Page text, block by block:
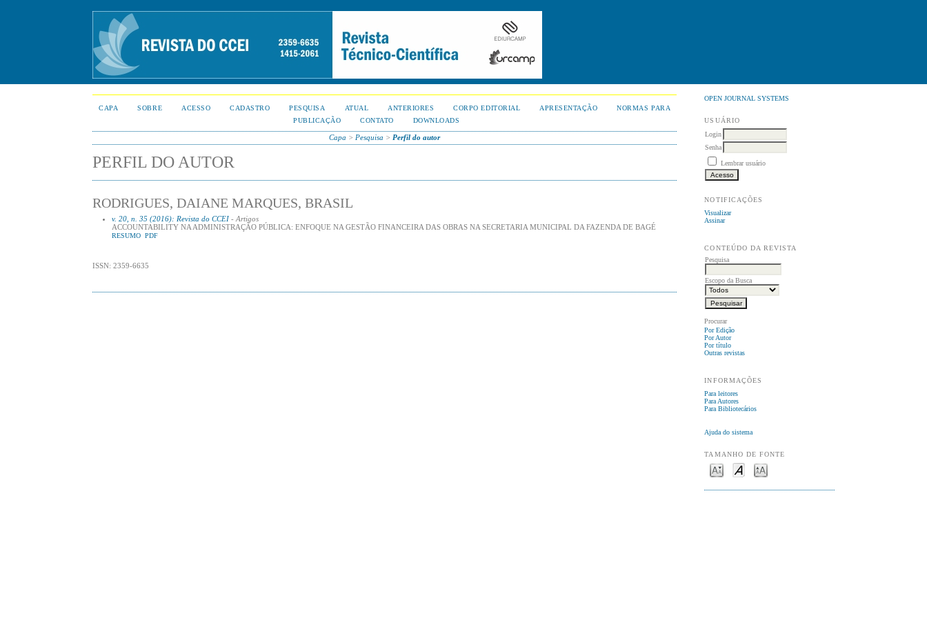
OPEN JOURNAL SYSTEMS
USUÁRIO
Login
Senha
Lembrar usuário
NOTIFICAÇÕES
Visualizar
Assinar
CONTEÚDO DA REVISTA
Pesquisa
Escopo da Busca
Procurar
Por Edição
Por Autor
Por título
Outras revistas
INFORMAÇÕES
Para leitores
Para Autores
Para Bibliotecários
Ajuda do sistema
TAMANHO DE FONTE
CAPA SOBRE ACESSO CADASTRO PESQUISA ATUAL ANTERIORES CORPO EDITORIAL APRESENTAÇÃO
NORMAS PARA
PUBLICAÇÃO
CONTATO DOWNLOADS
Capa > Pesquisa > Perfil do autor
PERFIL DO AUTOR
RODRIGUES, DAIANE MARQUES, BRASIL
v. 20, n. 35 (2016): Revista do CCEI - Artigos
ACCOUNTABILITY NA ADMINISTRAÇÃO PÚBLICA: ENFOQUE NA GESTÃO FINANCEIRA DAS OBRAS NA SECRETARIA MUNICIPAL DA FAZENDA DE BAGÉ
RESUMO PDF
ISSN: 2359-6635